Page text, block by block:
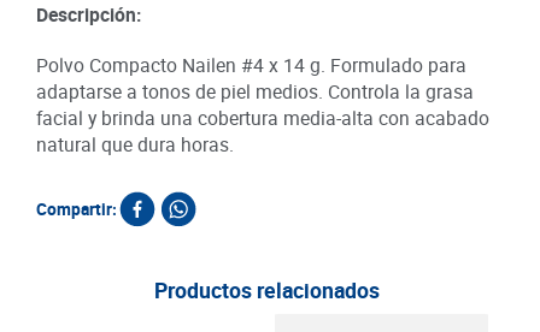
Descripción:
Polvo Compacto Nailen #4 x 14 g. Formulado para
adaptarse a tonos de piel medios. Controla la grasa
facial y brinda una cobertura media-alta con acabado
natural que dura horas.
Compartir:
Productos relacionados